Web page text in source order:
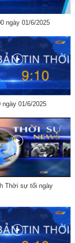
ngày 01/6/2025
ngày 01/6/2025
Thời sự tối ngày